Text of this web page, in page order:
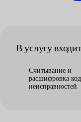
В услугу
Считывание и
расшифровка
неисправностей